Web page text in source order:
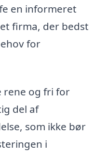
en informeret
firma, der bedst
for
rene og fri for
del af
som ikke bør
i